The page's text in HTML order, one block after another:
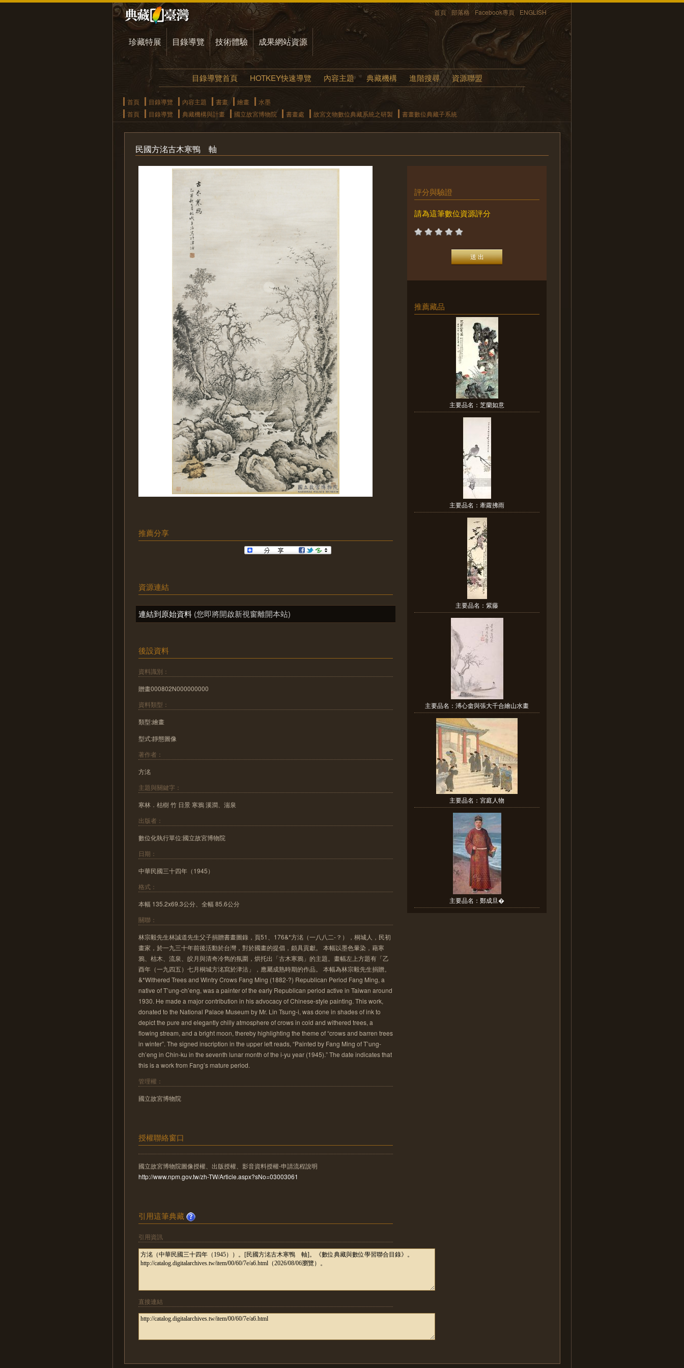
首頁 部落格 Facebook專頁 ENGLISH
珍藏特展 目錄導覽 技術體驗 成果網站資源
目錄導覽首頁 HOTKEY快速導覽 內容主題 典藏機構 進階搜尋 資源聯盟
首頁 目錄導覽 內容主題 書畫 繪畫
水墨
首頁
目錄導覽 典藏機構與計畫 國立故宮博物院 書畫處 故宮文物數位典藏系統之研製 書畫數位典藏子系統
民國方洺古木寒鴨 軸
推薦分享
資源連結
連結到原始資料 (您即將開啟新視窗離開本站)
後設資料
資料識別：
贈畫000802N000000000
資料類型：
類型:繪畫
型式:靜態圖像
著作者：
方洺
主題與關鍵字：
寒林．枯樹 竹 日景 寒鴉 溪澗、湍泉
出版者：
數位化執行單位:國立故宮博物院
日期：
中華民國三十四年（1945）
格式：
本幅 135.2x69.3公分、全幅 85.6公分
關聯：
林宗毅先生林誠道先生父子捐贈書畫圖錄，頁51、176&*方洺（一八八二-？），桐城人，民初
畫家，於一九三十年前後活動於台灣，對於國畫的提倡，頗具貢獻。 本幅以墨色暈染，藉寒
鴉、枯木、流泉、皎月與清奇冷雋的氛圍，烘托出「古木寒鴉」的主題。畫幅左上方題有「乙
酉年（一九四五）七月桐城方洺寫於津沽」，應屬成熟時期的作品。 本幅為林宗毅先生捐贈。
&*Withered Trees and Wintry Crows Fang Ming (1882-?) Republican Period Fang Ming, a
native of T’ung-ch’eng, was a painter of the early Republican period active in Taiwan around
1930. He made a major contribution in his advocacy of Chinese-style painting. This work,
donated to the National Palace Museum by Mr. Lin Tsung-i, was done in shades of ink to
depict the pure and elegantly chilly atmosphere of crows in cold and withered trees, a
flowing stream, and a bright moon, thereby highlighting the theme of “crows and barren trees
in winter”. The signed inscription in the upper left reads, “Painted by Fang Ming of T’ung-
ch’eng in Chin-ku in the seventh lunar month of the i-yu year (1945).” The date indicates that
this is a work from Fang’s mature period.
管理權：
國立故宮博物院
授權聯絡窗口
國立故宮博物院圖像授權、出版授權、影音資料授權-申請流程說明
http://www.npm.gov.tw/zh-TW/Article.aspx?sNo=03003061
引用這筆典藏
引用資訊
直接連結
評分與驗證
請為這筆數位資源評分
推薦藏品
主要品名：芝蘭如意
主要品名：牽蘿拂雨
主要品名：紫藤
主要品名：溥心畬與張大千合繪山水畫
主要品名：宮庭人物
主要品名：鄭成旦�